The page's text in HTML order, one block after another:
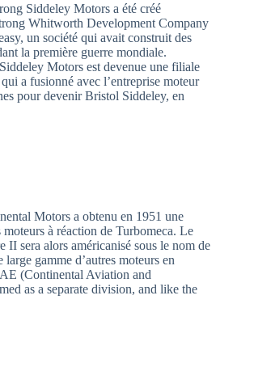
Siddeley Motors a été créé
Whitworth Development Company
un société qui avait construit des
la première guerre mondiale.
Motors est devenue une filiale
a fusionné avec l’entreprise moteur
pour devenir Bristol Siddeley, en
Motors a obtenu en 1951 une
à réaction de Turbomeca. Le
II sera alors américanisé sous le nom de
gamme d’autres moteurs en
(Continental Aviation and
as a separate division, and like the